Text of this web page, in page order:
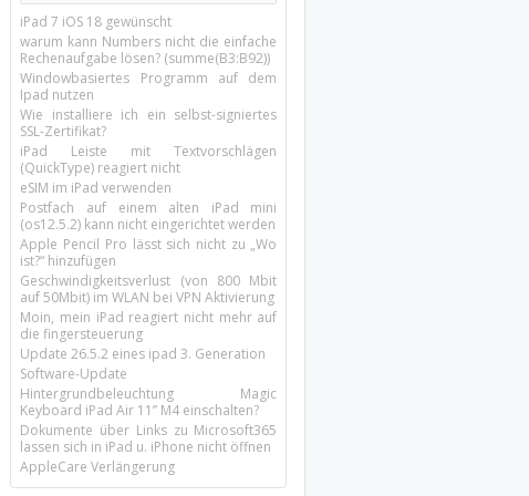
iPad 7 iOS 18 gewünscht
warum kann Numbers nicht die einfache
Rechenaufgabe lösen? (summe(B3:B92))
Windowbasiertes Programm auf dem
Ipad nutzen
Wie installiere ich ein selbst-signiertes
SSL-Zertifikat?
iPad Leiste mit Textvorschlägen
(QuickType) reagiert nicht
eSIM im iPad verwenden
Postfach auf einem alten iPad mini
(os12.5.2) kann nicht eingerichtet werden
Apple Pencil Pro lässt sich nicht zu „Wo
ist?“ hinzufügen
Geschwindigkeitsverlust (von 800 Mbit
auf 50Mbit) im WLAN bei VPN Aktivierung
Moin, mein iPad reagiert nicht mehr auf
die fingersteuerung
Update 26.5.2 eines ipad 3. Generation
Software-Update
Hintergrundbeleuchtung Magic
Keyboard iPad Air 11’’ M4 einschalten?
Dokumente über Links zu Microsoft365
lassen sich in iPad u. iPhone nicht öffnen
AppleCare Verlängerung